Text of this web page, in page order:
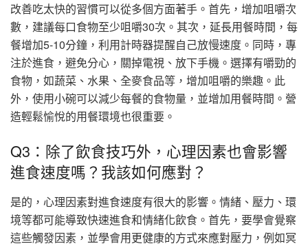
改善吃太快的習慣可以從多個方面著手。首先，增加咀嚼次
數，建議每口食物至少咀嚼30次。其次，延長用餐時間，每
餐增加5-10分鐘，利用計時器提醒自己放慢速度。同時，專
注於進食，避免分心，關掉電視、放下手機。選擇有嚼勁的
食物，如蔬菜、水果、全麥食品等，增加咀嚼的樂趣。此
外，使用小碗可以減少每餐的食物量，並增加用餐時間。營
造輕鬆愉悅的用餐環境也很重要。
Q3：除了飲食技巧外，心理因素也會影響
進食速度嗎？我該如何應對？
是的，心理因素對進食速度有很大的影響。情緒、壓力、環
境等都可能導致快速進食和情緒化飲食。首先，要學會覺察
這些觸發因素，並學會用更健康的方式來應對壓力，例如冥